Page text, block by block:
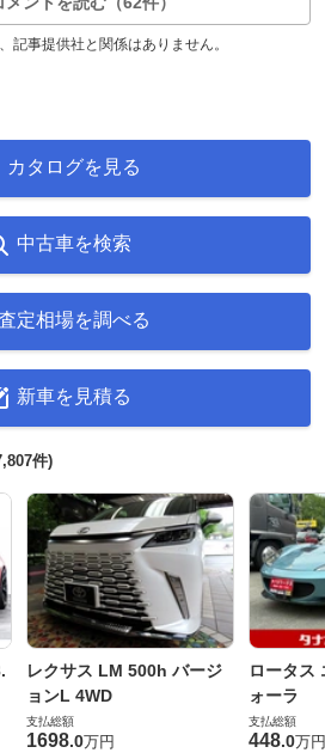
記事提供社と関係はありません。
カタログを見る
中古車を検索
定相場を調べる
新車を見積る
件)
レクサス LM 500h バージ
ョンL 4WD
支払総額
1698.0万円
ロータス
ォーラ
支払総額
448.0万円